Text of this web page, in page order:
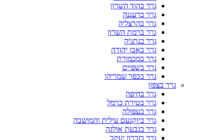
גרר בהוד השרון
גרר ברעננה
גרר בהרצליה
גרר ברמת השרון
גרר בנתניה
גרר באבן יהודה
גרר במכמורת
גרר בשפיים
גרר בכפר שמריהו
גרר בצפון
גרר בחיפה
גרר בטירת כרמל
גרר בעפולה
גרר ביוקנעם עילית והמושבה
גרר בגבעת אולגה
גרר בזכרון יעקב